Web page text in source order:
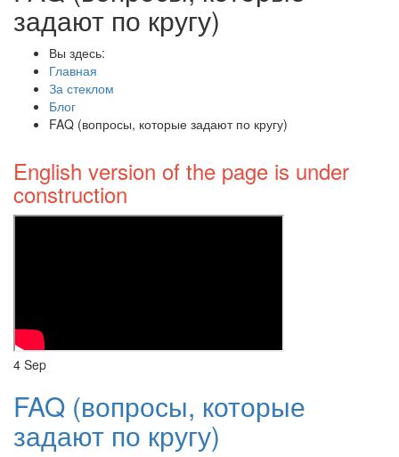
задают по кругу)
Вы здесь:
Главная
За стеклом
Блог
FAQ (вопросы, которые задают по кругу)
English version of the page is under
construction
4 Sep
FAQ (вопросы, которые
задают по кругу)